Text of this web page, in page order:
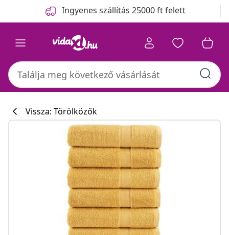
Ingyenes szállítás 25000 ft felett
Vissza: Törölközők